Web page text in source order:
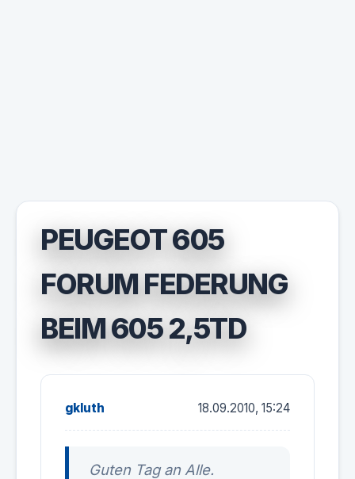
PEUGEOT 605
FORUM FEDERUNG
BEIM 605 2,5TD
gkluth 18.09.2010, 15:24
Guten Tag an Alle.